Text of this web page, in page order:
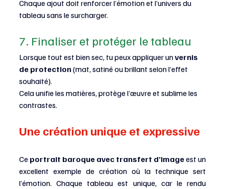
Chaque ajout doit renforcer l’émotion et l’univers du
tableau sans le surcharger.
7. Finaliser et protéger le tableau
Lorsque tout est bien sec, tu peux appliquer un vernis
de protection (mat, satiné ou brillant selon l’effet
souhaité).
Cela unifie les matières, protège l’œuvre et sublime les
contrastes.
Une création unique et expressive
Ce portrait baroque avec transfert d’image est un
excellent exemple de création où la technique sert
l’émotion. Chaque tableau est unique, car le rendu